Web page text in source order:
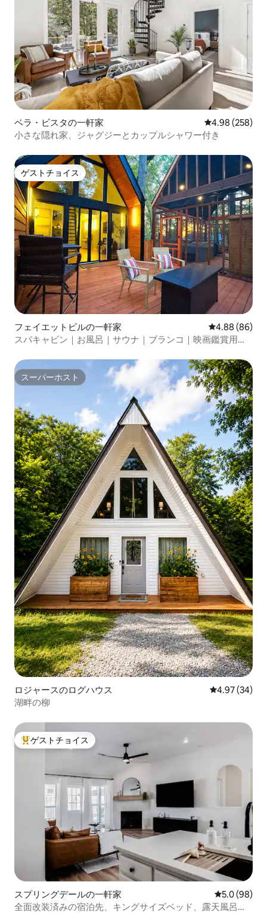
ベラ・ビスタの一軒家 レビュー258
4.98 (258)
小さな隠れ家、ジャグジーとカップルシャワー付き
ゲストチョイス
ゲストチョイス
フェイエットビルの一軒家 レビュー86件
4.88 (86)
スパキャビン｜お風呂｜サウナ｜ブランコ｜映画鑑賞用ポ
スーパーホスト
スーパーホスト
ロジャースのログハウス レビュー34
4.97 (34)
湖畔の柳
大好評のゲストチョイスです。
ゲストチョイス
スプリングデールの一軒家 レビュー98
5.0 (98)
全面改装済みの宿泊先、キングサイズベッド、露天風呂・